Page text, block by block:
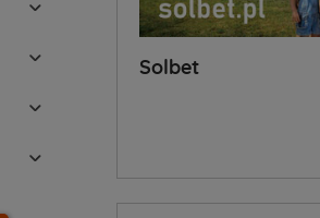
Solbet